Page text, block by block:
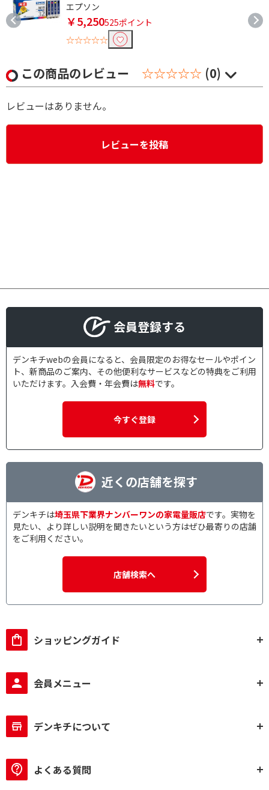
エプソン
￥5,250525ポイント
☆☆☆☆☆
この商品のレビュー ☆☆☆☆☆ (0)
レビューはありません。
レビューを投稿
会員登録する
デンキチwebの会員になると、会員限定のお得なセールやポイン
ト、新商品のご案内、その他便利なサービスなどの特典をご利用
いただけます。入会費・年会費は無料です。
今すぐ登録
近くの店舗を探す
デンキチは埼玉県下業界ナンバーワンの家電量販店です。実物を
見たい、より詳しい説明を聞きたいという方はぜひ最寄りの店舗
をご利用ください。
店舗検索へ
ショッピングガイド
会員メニュー
デンキチについて
よくある質問